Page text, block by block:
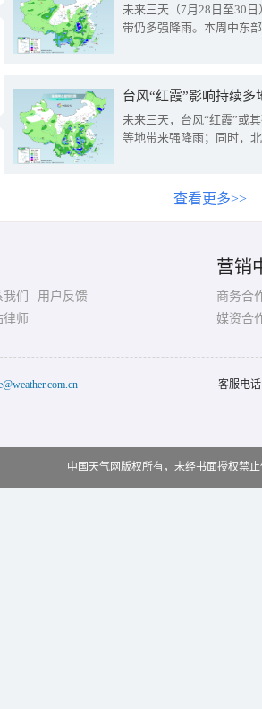
未来三天（7月28日至30
带仍多强降雨。本周中东
台风“红霞”影响持续
未来三天，台风“红霞”或
等地带来强降雨；同时，
查看更多>>
们
用户反馈
律师
营销
商务合
媒资合
客服电
中国天气网版权所有，未经书面授权